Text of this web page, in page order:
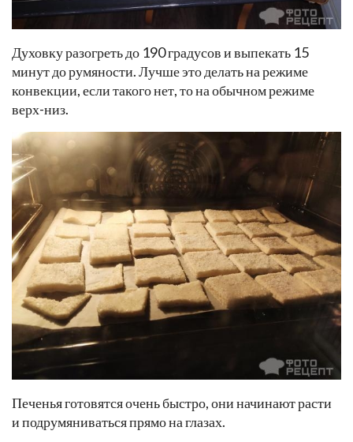
Духовку разогреть до 190 градусов и выпекать 15
минут до румяности. Лучше это делать на режиме
конвекции, если такого нет, то на обычном режиме
верх-низ.
Печенья готовятся очень быстро, они начинают расти
и подрумяниваться прямо на глазах.